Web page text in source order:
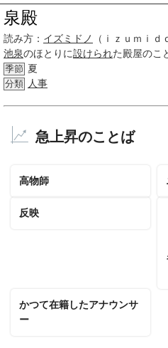
泉殿
読み方： イズミドノ
（ｉｚｕｍｉｄ
池泉のほとりに設けられた殿屋のこ
季節 夏
分類 人事
急上昇のことば
高物師
反映
かつて在籍したアナウンサ
ー